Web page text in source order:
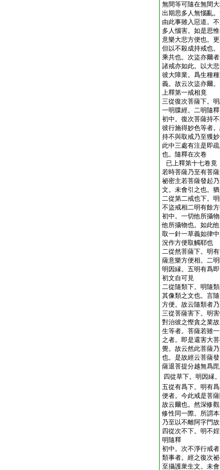
無間等可隨在無間
出期思多人無惱亂
由此事雖入惡道。
多人惱害。如是思
意樂大悲方便也。
但以不殺成持戒也
乘共也。次盜亦爾
諸戒亦如此。以大
彼大障業。爲生種
義。故云次盜亦爾
上釋第一戒相竟
三從復次菩薩下。
一明牒經。二明隨釋
初中。復次菩薩持
彼行施得妙色等者
持不與取戒乃至獲
此中三處有注是即
也。隨釋在次卷
已上釋第十七卷竟
若時菩薩乃至有菩
祕密主若菩薩發起
文。未會引之也。
二從第二戒也下。
不盜戒相二明有餘
初中。一切他所攝
他所攝物也。如此
取一針一草義如律
況作方便取觸耶也
二從然菩薩下。明
薩意樂方便相。二
明因縁。五明有爲
初文自可見
二從隨類下。明隨
其像類之文也。言
方便。故云隨類者
三從菩薩害下。明
對治彼之慳貪之業
生等者。菩薩若雖
之者。即是還害大
覺。故云然此菩薩
也。是故經云菩薩
薩退菩提分越無爲
四從草下。明因縁
五從有爲下。明有
便者。今此戒是菩
故云爾也。然深修
修性同一際。所謂
乃至以不離阿字門
四從次不下。明不
明隨釋
初中。次不淨行戒
類事者。經之復次
至攝護衆生文。未